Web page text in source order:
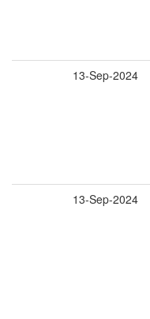
13-Sep-2024
13-Sep-2024